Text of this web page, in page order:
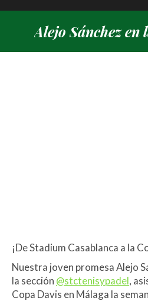
Alejo Sánchez en
¡De Stadium Casablanca a la
Nuestra joven promesa Alejo
la sección @stctenisypadel,
Copa Davis en Málaga la